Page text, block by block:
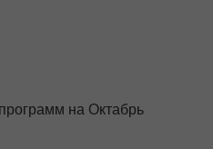
на Октабрь